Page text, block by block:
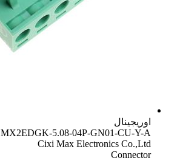
اوریجینال
MX2EDGK-5.08-04P-GN01-CU-Y-A
Cixi Max Electronics Co.,Ltd
Connector